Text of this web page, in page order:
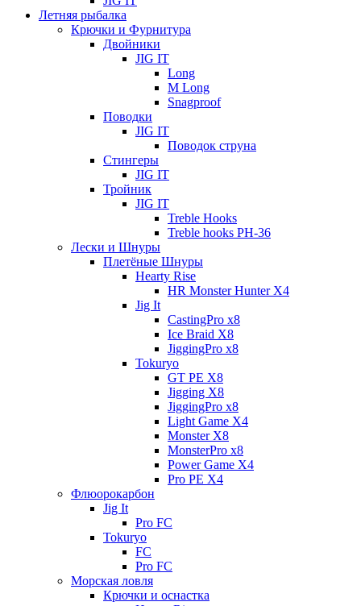
Летняя рыбалка
Крючки и Фурнитура
Двойники
JIG IT
Long
M Long
Snagproof
Поводки
JIG IT
Поводок струна
Стингеры
JIG IT
Тройник
JIG IT
Treble Hooks
Treble hooks PH-36
Лески и Шнуры
Плетёные Шнуры
Hearty Rise
HR Monster Hunter X4
Jig It
CastingPro x8
Ice Braid X8
JiggingPro x8
Tokuryo
GT PE X8
Jigging X8
JiggingPro x8
Light Game X4
Monster X8
MonsterPro x8
Power Game X4
Pro PE X4
Флюорокарбон
Jig It
Pro FC
Tokuryo
FC
Pro FC
Морская ловля
Крючки и оснастка